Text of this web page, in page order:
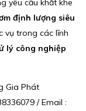
yêu cầu khắt khe
định lượng siêu
vụ trong các lĩnh
lý công nghiệp
Gia Phát
/ Email :